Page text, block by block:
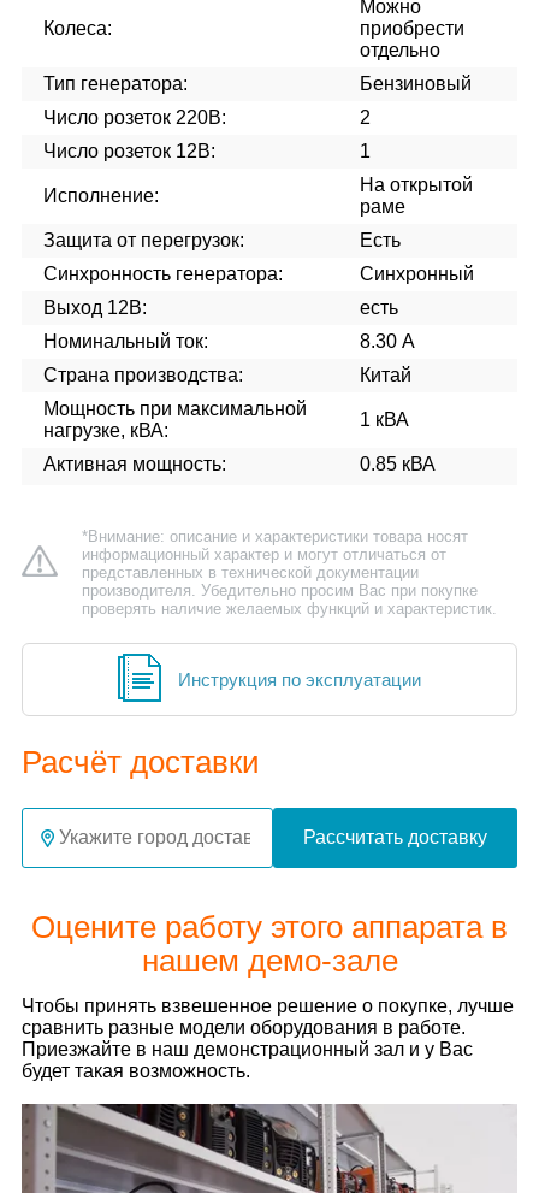
Колеса:
Можно
приобрести
отдельно
Тип генератора:
Бензиновый
Число розеток 220В:
2
Число розеток 12В:
1
Исполнение:
На открытой
раме
Защита от перегрузок:
Есть
Синхронность генератора:
Синхронный
Выход 12В:
есть
Номинальный ток:
8.30 А
Страна производства:
Китай
Мощность при максимальной
нагрузке, кВА:
1 кВА
Активная мощность: 0.85 кВА
*Внимание: описание и характеристики товара носят
информационный характер и могут отличаться от
представленных в технической документации
производителя. Убедительно просим Вас при покупке
проверять наличие желаемых функций и характеристик.
Инструкция по эксплуатации
Расчёт доставки
Рассчитать доставку
Оцените работу этого аппарата в
нашем демо-зале
Чтобы принять взвешенное решение о покупке, лучше
сравнить разные модели оборудования в работе.
Приезжайте в наш демонстрационный зал и у Вас
будет такая возможность.